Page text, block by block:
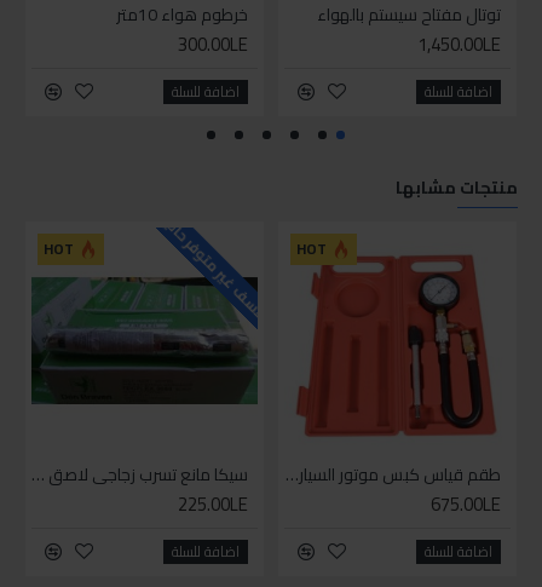
توتال مفتاح سيستم بالهواء
1,450.00LE
اضافة للسلة
خرطوم هواء 10متر
300.00LE
اضافة للسلة
منتجات مشابها
HOT
طقم قياس كبس موتور السياره 3 ق
675.00LE
اضافة للسلة
HOT للاسف غير متوفر حاليا
سيكا مانع تسرب زجاجي لاصق اسود 600 مل
225.00LE
اضافة للسلة